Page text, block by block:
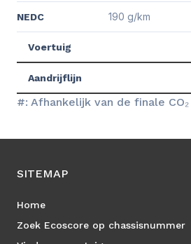
NEDC 190 g/km
Voertuig
Aandrijflijn
#: Afhankelijk van de finale
SITEMAP
Home
Zoek Ecoscore op chassisnummer